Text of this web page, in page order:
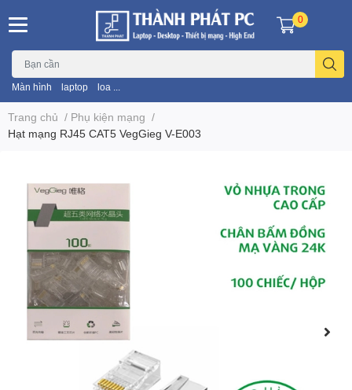
Màn hình laptop loa ...
0
Trang chủ / Phụ kiện mạng /
Hạt mạng RJ45 CAT5 VegGieg V-E003